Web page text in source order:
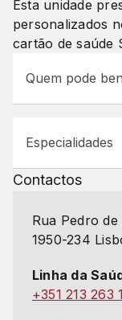
Esta unidade
personalizados
cartão de saúde
Quem pode
Especialidades
Contactos
Rua Pedro de
1950-234
Linha da
+351 213 263